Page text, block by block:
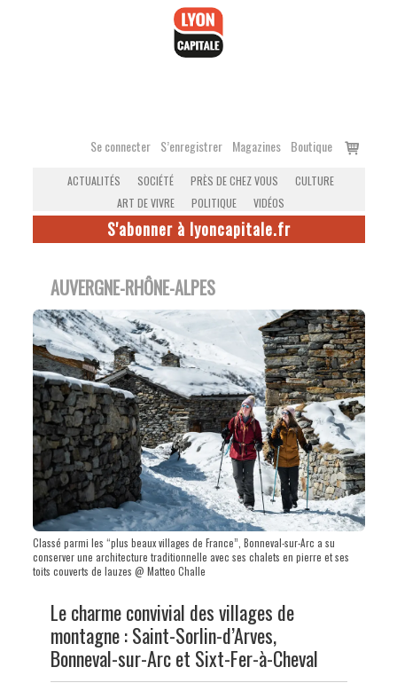
Se connecter S’enregistrer Magazines Boutique
Voir
ACTUALITÉS SOCIÉTÉ PRÈS DE CHEZ VOUS
CULTURE
ART DE VIVRE
POLITIQUE VIDÉOS
S'abonner à lyoncapitale.fr
AUVERGNE-RHÔNE-ALPES
Classé parmi les “plus beaux villages de France”, Bonneval-sur-Arc a su
conserver une architecture traditionnelle avec ses chalets en pierre et ses
toits couverts de lauzes @ Matteo Challe
Le charme convivial des villages de
montagne : Saint-Sorlin-d’Arves,
Bonneval-sur-Arc et Sixt-Fer-à-Cheval